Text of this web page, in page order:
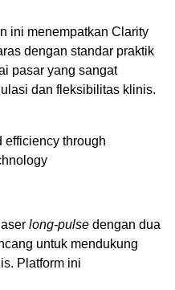
ini menempatkan Clarity
dengan standar praktik
pasar yang sangat
dan fleksibilitas klinis.
efficiency through
long-pulse dengan dua
untuk mendukung
Platform ini